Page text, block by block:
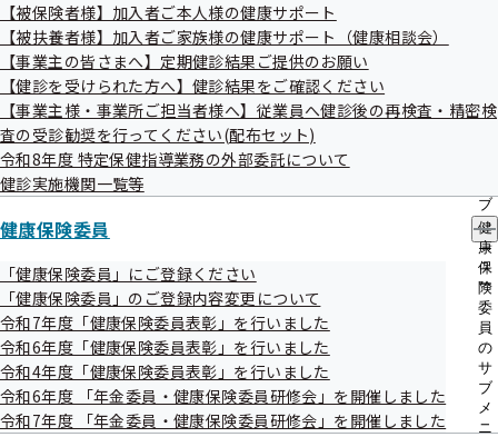
出
先
一
覧
の
ニ
ご
案
ブ
メ
ニ
ュ
ー
【被保険者様】加入者ご本人様の健康サポート
【被扶養者様】加入者ご家族様の健康サポート（健康相談会）
【事業主の皆さまへ】定期健診結果ご提供のお願い
【健診を受けられた方へ】健診結果をご確認ください
【事業主様・事業所ご担当者様へ】従業員へ健診後の再検査・精密検
査の受診勧奨を行ってください(配布セット)
令和8年度 特定保健指導業務の外部委託について
健診実施機関一覧等
健康保険委員
健
康
保
険
委
員
の
サ
ブ
メ
ニ
「健康保険委員」にご登録ください
「健康保険委員」のご登録内容変更について
令和7年度「健康保険委員表彰」を行いました
令和6年度「健康保険委員表彰」を行いました
令和4年度「健康保険委員表彰」を行いました
令和6年度 「年金委員・健康保険委員研修会」を開催しました
令和7年度 「年金委員・健康保険委員研修会」を開催しました
申請書等の手続きは郵送または電子申請
で！
協会けんぽで受付している申請書等は、すべて郵送でご提出
いただけます。
各種申請書につきましては、郵送によるお手続きをご利用く
ださい。
また、ご相談等につきましても、お電話にてご相談いただき
ますようお願いいたします。
令和8年1月13日からスマートフォン、パソコンなどを利用
して申請できる「電子申請サービス」を開始しました。
郵送より簡単・便利・スピーディーな「電子申請」もぜひご
活用ください！